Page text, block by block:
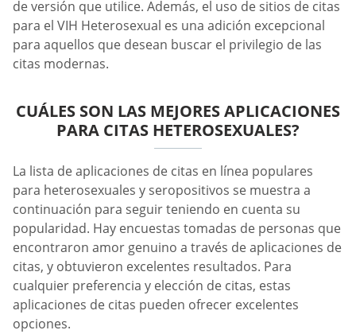
de versión que utilice. Además, el uso de sitios de citas
para el VIH Heterosexual es una adición excepcional
para aquellos que desean buscar el privilegio de las
citas modernas.
CUÁLES SON LAS MEJORES APLICACIONES
PARA CITAS HETEROSEXUALES?
La lista de aplicaciones de citas en línea populares
para heterosexuales y seropositivos se muestra a
continuación para seguir teniendo en cuenta su
popularidad. Hay encuestas tomadas de personas que
encontraron amor genuino a través de aplicaciones de
citas, y obtuvieron excelentes resultados. Para
cualquier preferencia y elección de citas, estas
aplicaciones de citas pueden ofrecer excelentes
opciones.